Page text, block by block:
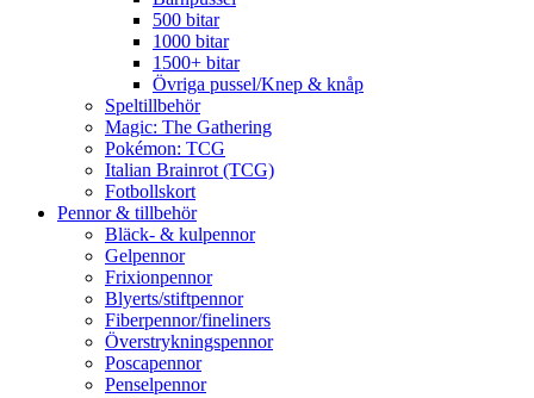
500 bitar
1000 bitar
1500+ bitar
Övriga pussel/Knep & knåp
Speltillbehör
Magic: The Gathering
Pokémon: TCG
Italian Brainrot (TCG)
Fotbollskort
Pennor & tillbehör
Bläck- & kulpennor
Gelpennor
Frixionpennor
Blyerts/stiftpennor
Fiberpennor/fineliners
Överstrykningspennor
Poscapennor
Penselpennor